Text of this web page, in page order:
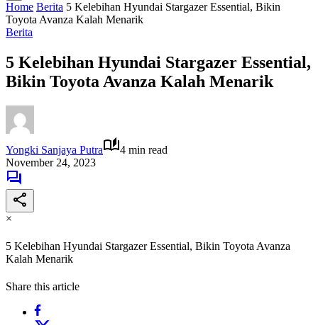
Home Berita 5 Kelebihan Hyundai Stargazer Essential, Bikin
Toyota Avanza Kalah Menarik
Berita
5 Kelebihan Hyundai Stargazer Essential,
Bikin Toyota Avanza Kalah Menarik
Yongki Sanjaya Putra
4 min read
November 24, 2023
×
5 Kelebihan Hyundai Stargazer Essential, Bikin Toyota Avanza
Kalah Menarik
Share this article